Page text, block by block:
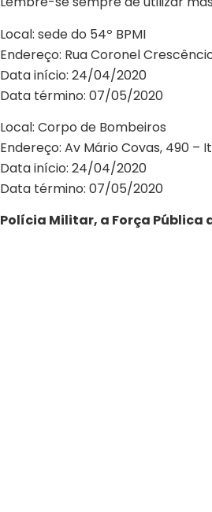
Local: sede do 54º BPMI
Endereço: Rua Coronel
Data início: 24/04/2020
Data término: 07/05/2020
Local: Corpo de Bombeiros
Endereço: Av Mário Covas, 490 –
Data início: 24/04/2020
Data término: 07/05/2020
Polícia Militar, a Força Pública